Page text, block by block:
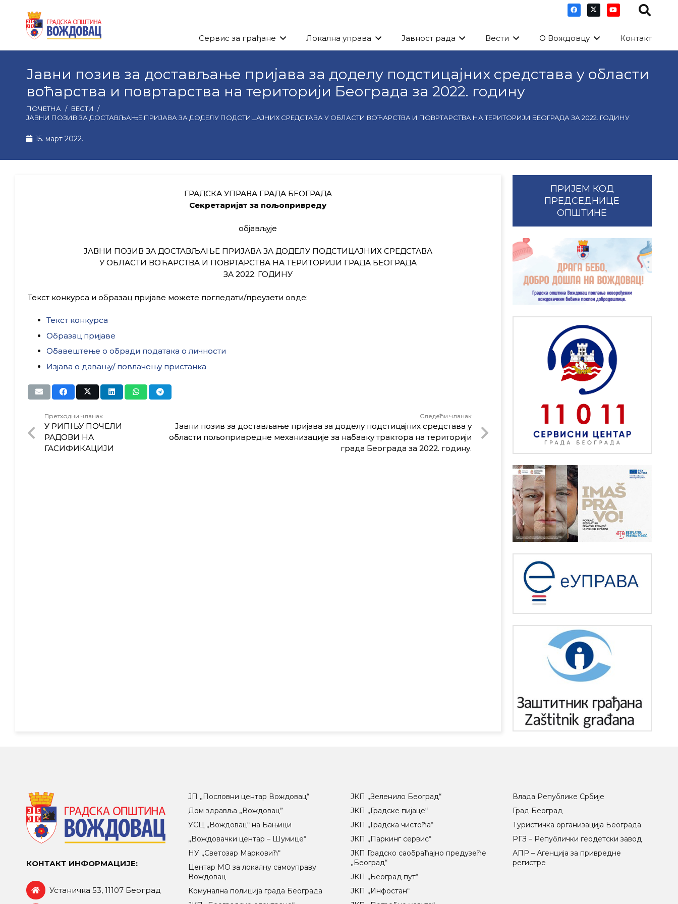
Сервис за грађане Локална управа Јавност рада Вести О Вождовцу Контакт
Јавни позив за достављање пријава за доделу подстицајних средстава у области
воћарства и повртарства на територији Београда за 2022. годину
ПОЧЕТНА / ВЕСТИ /
ЈАВНИ ПОЗИВ ЗА ДОСТАВЉАЊЕ ПРИЈАВА ЗА ДОДЕЛУ ПОДСТИЦАЈНИХ СРЕДСТАВА У ОБЛАСТИ ВОЋАРСТВА И ПОВРТАРСТВА НА ТЕРИТОРИЈИ БЕОГРАДА ЗА 2022. ГОДИНУ
15. март 2022.
ГРАДСКА УПРАВА ГРАДА БЕОГРАДA
Секретаријат за пољопривреду
објављује
ЈАВНИ ПОЗИВ ЗА ДОСТАВЉАЊЕ ПРИЈАВА ЗА ДОДЕЛУ ПОДСТИЦАЈНИХ СРЕДСТАВА
У ОБЛАСТИ ВОЋАРСТВА И ПОВРТАРСТВА НА ТЕРИТОРИЈИ ГРАДА БЕОГРАДА
ЗА 2022. ГОДИНУ
Текст конкурса и образац пријаве можете погледати/преузети овде:
Текст конкурса
Образац пријаве
Обавештење о обради података о личности
Изјава о давању/ повлачењу пристанка
Претходни чланак
У РИПЊУ ПОЧЕЛИ
РАДОВИ НА
ГАСИФИКАЦИЈИ
Следећи чланак
Јавни позив за достављање пријава за доделу подстицајних средстава у
области пољопривредне механизације за набавку трактора на територији
града Београда за 2022. годину.
ПРИЈЕМ КОД
ПРЕДСЕДНИЦЕ
ОПШТИНЕ
КОНТАКТ ИНФОРМАЦИЈЕ:
Устаничка 53, 11107 Београд
ЈП „Пословни центар Вождовац“
Дом здравља „Вождовац”
УСЦ „Вождовац“ на Бањици
„Вождовачки центар – Шумице“
НУ „Светозар Марковић“
Центар МO за локалну самоуправу
Вождовац
Комунална полиција града Београда
ЈКП „Зеленило Београд“
ЈКП „Градске пијаце“
ЈКП „Градска чистоћа“
ЈКП „Паркинг сервис“
ЈКП Градско саобраћајно предузеће
„Београд“
ЈКП „Београд пут“
ЈКП „Инфостан“
Влада Републике Србије
Град Београд
Туристичка организација Београда
РГЗ – Републички геодетски завод
АПР – Агенција за привредне
регистре